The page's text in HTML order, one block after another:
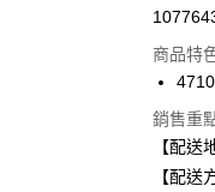
合
華南
上海
國泰
超商取
LINE
商品特
銷售重
【配送
【配